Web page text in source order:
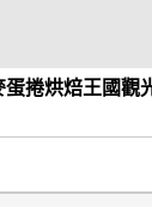
捲烘焙王國觀